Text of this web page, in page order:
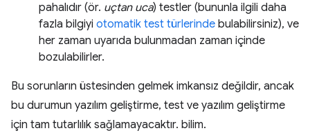
pahalıdır (ör. uçtan uca) testler (bununla ilgili daha
fazla bilgiyi otomatik test türlerinde bulabilirsiniz), ve
her zaman uyarıda bulunmadan zaman içinde
bozulabilirler.
Bu sorunların üstesinden gelmek imkansız değildir, ancak
bu durumun yazılım geliştirme, test ve yazılım geliştirme
için tam tutarlılık sağlamayacaktır. bilim.